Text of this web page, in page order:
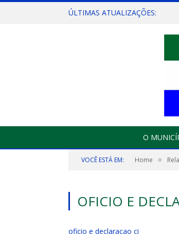
ÚLTIMAS ATUALIZAÇÕES:
O
VOCÊ ESTÁ EM: Home »
OFICIO E
oficio e declaracao ci